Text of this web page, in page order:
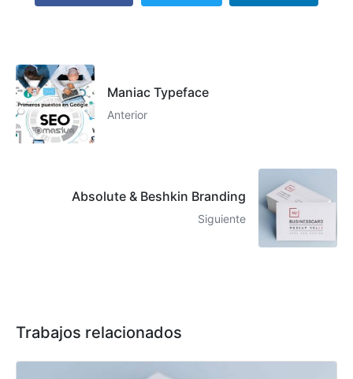
Maniac Typeface
Anterior
Absolute & Beshkin Branding
Siguiente
Trabajos relacionados